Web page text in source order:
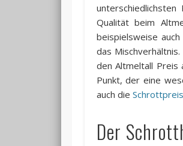
Qualität beim
beispielsweise
das
den Altmeltall Preis
Punkt, der eine
auch die
Der